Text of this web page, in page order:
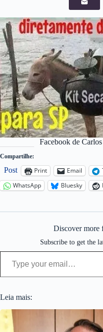
Facebook de
Compartilhe:
Post Print Email
WhatsApp
Bluesky
Discover more
Subscribe to get the
Type your email…
Leia mais: